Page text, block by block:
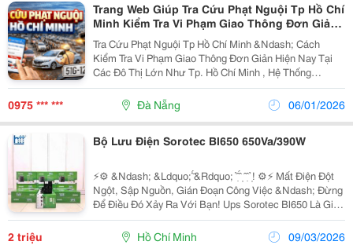
Trang Web Giúp Tra Cứu Phạt Nguội Tp Hồ Chí
Minh Kiểm Tra Vi Phạm Giao Thông Đơn Giản
Hiện Nay
Tra Cứu Phạt Nguội Tp Hồ Chí Minh &Ndash; Cách
Kiểm Tra Vi Phạm Giao Thông Đơn Giản Hiện Nay Tại
Các Đô Thị Lớn Như Tp. Hồ Chí Minh , Hệ Thống
Camera Giao Thông Được Lắp Đặt Ngày Càng Nhiều,
Giúp Phát Hiện Và Xử Lý Các Hành Vi Vi Phạm Thông
0975 *** *** Đà Nẵng 06/01/2026
Bộ Lưu Điện Sorotec Bl650 650Va/390W
⚡⚙️ &Ndash; &Ldquo;́ ̆́&Rdquo; ̉ ̣̂ ̂́ ̣ ̂ ̣̂ ̉ ̣! ⚙️⚡ Mất Điện Đột
Ngột, Sập Nguồn, Gián Đoạn Công Việc &Ndash; Đừng
Để Điều Đó Xảy Ra Với Bạn! Ups Sorotec Bl650 Là Giải
Pháp Lưu Điện Thông Minh, Giúp Máy Tính, Hệ Thống
Camera, Modem,...
2 triệu Hồ Chí Minh 09/03/2026